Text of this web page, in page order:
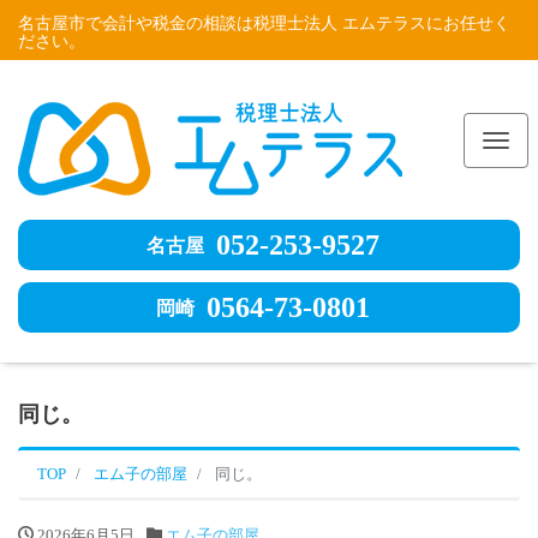
名古屋市で会計や税金の相談は税理士法人 エムテラスにお任せく
ださい。
名古屋 052-253-9527
岡崎 0564-73-0801
同じ。
TOP エム子の部屋 同じ。